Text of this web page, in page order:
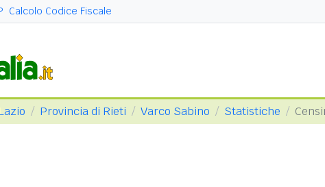
Calcolo Codice Fiscale
Provincia di Rieti Varco Sabino Statistiche